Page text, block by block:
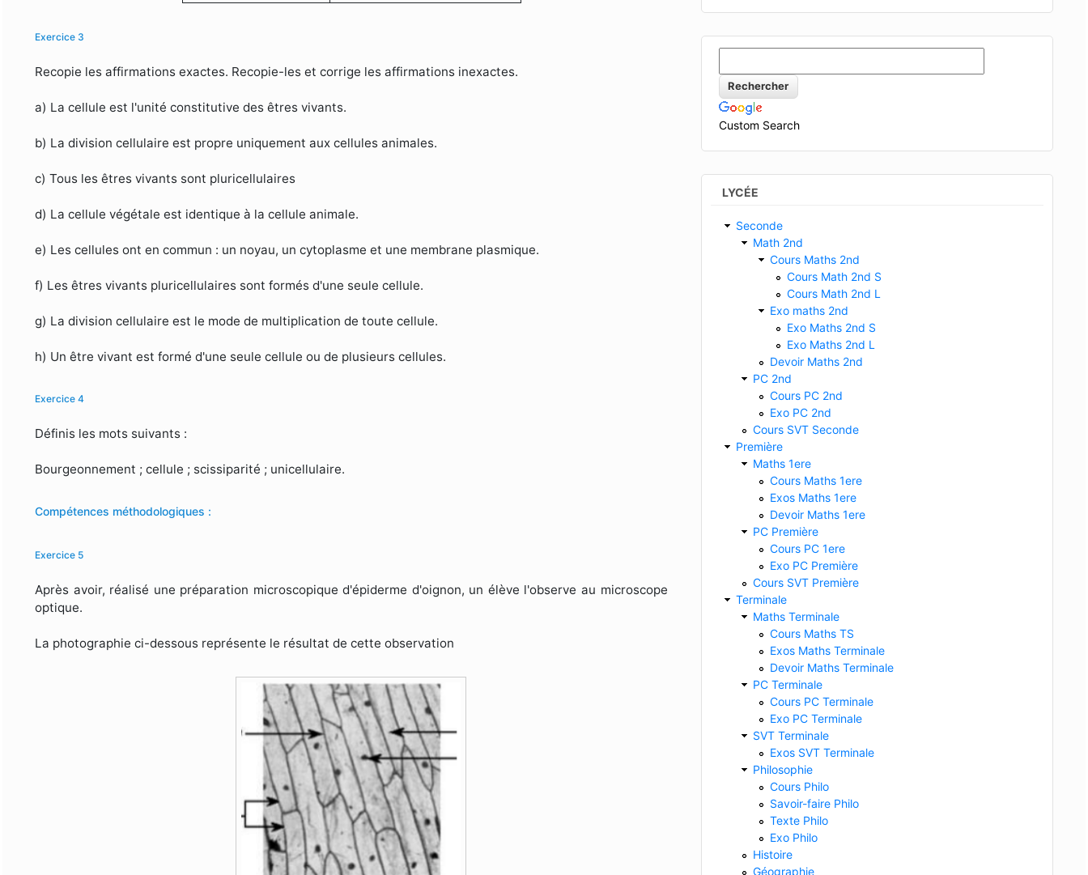
Exercice 3
Recopie les affirmations exactes. Recopie-les et corrige les affirmations inexactes.
a) La cellule est l'unité constitutive des êtres vivants.
b) La division cellulaire est propre uniquement aux cellules animales.
c) Tous les êtres vivants sont pluricellulaires
d) La cellule végétale est identique à la cellule animale.
e) Les cellules ont en commun : un noyau, un cytoplasme et une membrane plasmique.
f) Les êtres vivants pluricellulaires sont formés d'une seule cellule.
g) La division cellulaire est le mode de multiplication de toute cellule.
h) Un être vivant est formé d'une seule cellule ou de plusieurs cellules.
Exercice 4
Définis les mots suivants :
Bourgeonnement ; cellule ; scissiparité ; unicellulaire.
Compétences méthodologiques :
Exercice 5
Après avoir, réalisé une préparation microscopique d'épiderme d'oignon, un élève l'observe au microscope
optique.
La photographie ci-dessous représente le résultat de cette observation
Custom Search
LYCÉE
Seconde
Math 2nd
Cours Maths 2nd
Cours Math 2nd S
Cours Math 2nd L
Exo maths 2nd
Exo Maths 2nd S
Exo Maths 2nd L
Devoir Maths 2nd
PC 2nd
Cours PC 2nd
Exo PC 2nd
Cours SVT Seconde
Première
Maths 1ere
Cours Maths 1ere
Exos Maths 1ere
Devoir Maths 1ere
PC Première
Cours PC 1ere
Exo PC Première
Cours SVT Première
Terminale
Maths Terminale
Cours Maths TS
Exos Maths Terminale
Devoir Maths Terminale
PC Terminale
Cours PC Terminale
Exo PC Terminale
SVT Terminale
Exos SVT Terminale
Philosophie
Cours Philo
Savoir-faire Philo
Texte Philo
Exo Philo
Histoire
Géographie